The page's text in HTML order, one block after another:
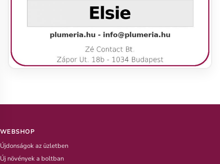
WEBSHOP
Újdonságok az üzletben
Új növények a boltban